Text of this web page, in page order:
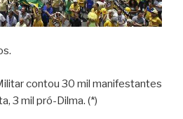
contou 30 mil manifestantes
3 mil pró-Dilma. (*)